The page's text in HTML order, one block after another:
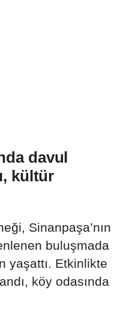
davul
kültür
Sinanpaşa’nın
buluşmada
yaşattı. Etkinlikte
köy odasında